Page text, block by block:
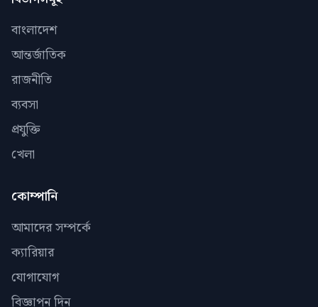
বাংলাদেশ
আন্তর্জাতিক
রাজনীতি
ব্যবসা
প্রযুক্তি
খেলা
কোম্পানি
আমাদের সম্পর্কে
ক্যারিয়ার
যোগাযোগ
বিজ্ঞাপন দিন